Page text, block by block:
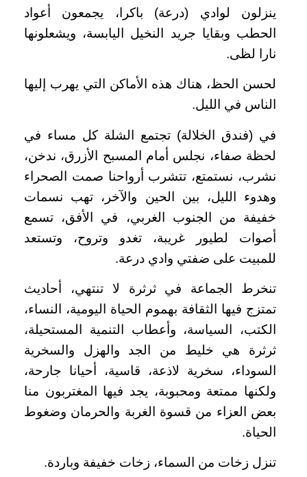
ينزلون لوادي (درعة) باكرا، يجمعون أعواد
الحطب وبقايا جريد النخيل اليابسة، ويشعلونها
نارا لظى.
لحسن الحظ، هناك هذه الأماكن التي يهرب إليها
الناس في الليل.
في (فندق الخلالة) تجتمع الشلة كل مساء في
لحظة صفاء، نجلس أمام المسبح الأزرق، ندخن،
نشرب، نستمتع، تتشرب أرواحنا صمت الصحراء
وهدوء الليل، بين الحين والآخر، تهب نسمات
خفيفة من الجنوب الغربي، في الأفق، تسمع
أصوات لطيور غريبة، تغدو وتروح، وتستعد
للمبيت على ضفتي وادي درعة.
تنخرط الجماعة في ثرثرة لا تنتهي، أحاديث
تمتزج فيها الثقافة بهموم الحياة اليومية، النساء،
الكتب، السياسة، وأعطاب التنمية المستحيلة،
ثرثرة هي خليط من الجد والهزل والسخرية
السوداء، سخرية لاذعة، قاسية، أحيانا جارحة،
ولكنها ممتعة ومحبوبة، يجد فيها المغتربون منا
بعض العزاء من قسوة الغربة والحرمان وضغوط
الحياة.
تنزل زخات من السماء، زخات خفيفة وباردة.